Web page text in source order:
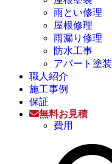
雨とい修理
屋根修理
雨漏り修理
防水工事
アパート塗装
職人紹介
施工事例
保証
無料お見積
費用